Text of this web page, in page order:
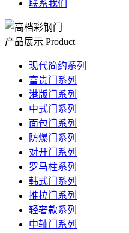
联系我们
产品展示 Product
现代简约系列
富贵门系列
港版门系列
中式门系列
面包门系列
防爆门系列
对开门系列
罗马柱系列
韩式门系列
推拉门系列
轻奢款系列
中轴门系列